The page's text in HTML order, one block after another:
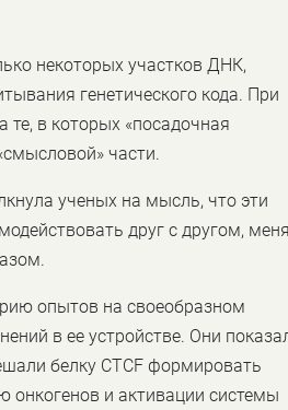
некоторых участков ДНК,
генетического кода. При
те, в которых «посадочная
части.
ученых на мысль, что эти
друг с другом,
опытов на своеобразном
в ее устройстве. Они
белку CTCF формировать
онкогенов и активации системы